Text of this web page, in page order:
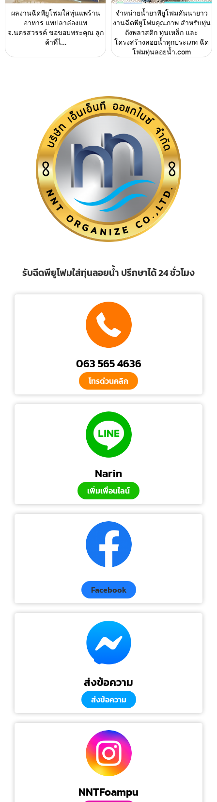
ผลงานฉีดพียูโฟมใส่ทุ่นแพร้าน
อาหาร แพปลาล่องแพ
จ.นครสวรรค์ ขอขอบพระคุณ ลูก
ค้าที่ไ…
จำหน่ายน้ำยาพียูโฟมคันนายาว
งานฉีดพียูโฟมคุณภาพ สำหรับทุ่น
ถังพลาสติก ทุ่นเหล็ก และ
โครงสร้างลอยน้ำทุกประเภท ฉีด
โฟมทุ่นลอยน้ำ.com
รับฉีดพียูโฟมใส่ทุ่นลอยน้ำ ปรึกษาได้ 24 ชั่วโมง
063 565 4636
โทรด่วนคลิก
Narin
เพิ่มเพื่อนไลน์
Facebook
ส่งข้อความ
ส่งข้อความ
NNTFoampu